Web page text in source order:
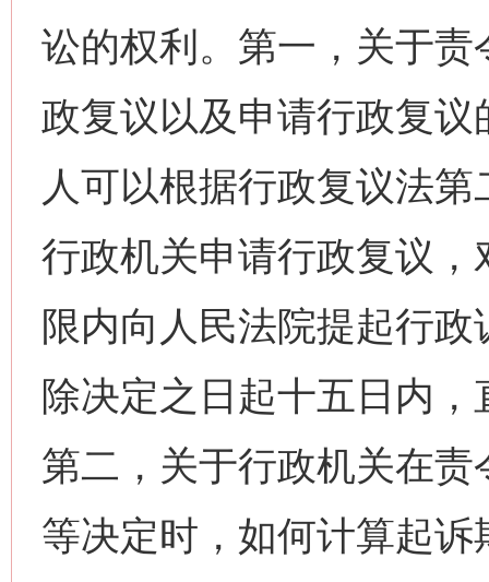
讼的权利。第一，关于
政复议以及申请行政复
人可以根据行政复议法
行政机关申请行政复议
限内向人民法院提起行
除决定之日起十五日内
第二，关于行政机关在
等决定时，如何计算起